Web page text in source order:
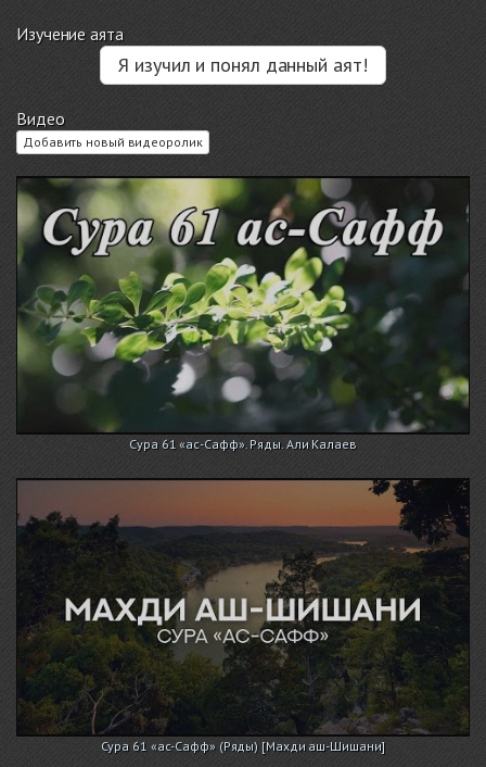
Изучение аята
Я изучил и понял данный аят!
Видео
Добавить новый видеоролик
Сура 61 «ас-Сафф». Ряды. Али Калаев
Сура 61 «ас-Сафф» (Ряды) [Махди аш-Шишани]